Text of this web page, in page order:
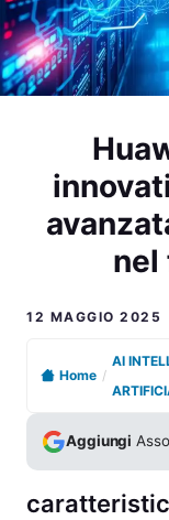
nel
12 MAGGIO 2025
Home /
AI
Aggiungi